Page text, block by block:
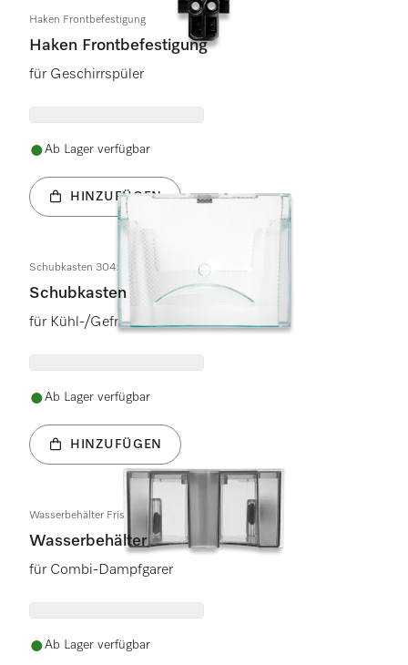
Haken Frontbefestigung
Haken Frontbefestigung
für Geschirrspüler
Ab Lager verfügbar
HINZUFÜGEN
Schubkasten 304x204/170x158mm
Schubkasten
für Kühl-/Gefrierkombinationen
Ab Lager verfügbar
HINZUFÜGEN
Wasserbehälter Frischwasser
Wasserbehälter
für Combi-Dampfgarer
Ab Lager verfügbar